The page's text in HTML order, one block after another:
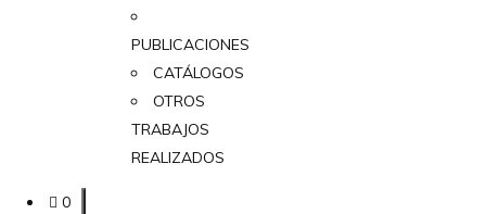
PUBLICACIONES
CATÁLOGOS
OTROS
TRABAJOS
REALIZADOS
0